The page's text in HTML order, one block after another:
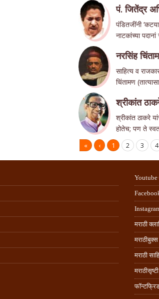
पं. जितेंद्र
पंडितजींनी
नाटकांच्या
नरसिंह
साहित्य व
चिंतामण
श्रीकांत
श्रीकांत ठाकरे
होतेच; पण ते
« ‹ 1 2 3 4
Youtube
मराठी
मराठी